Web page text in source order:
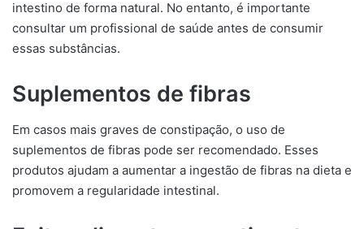
intestino de forma natural. No entanto, é importante
consultar um profissional de saúde antes de consumir
essas substâncias.
Suplementos de fibras
Em casos mais graves de constipação, o uso de
suplementos de fibras pode ser recomendado. Esses
produtos ajudam a aumentar a ingestão de fibras na dieta e
promovem a regularidade intestinal.